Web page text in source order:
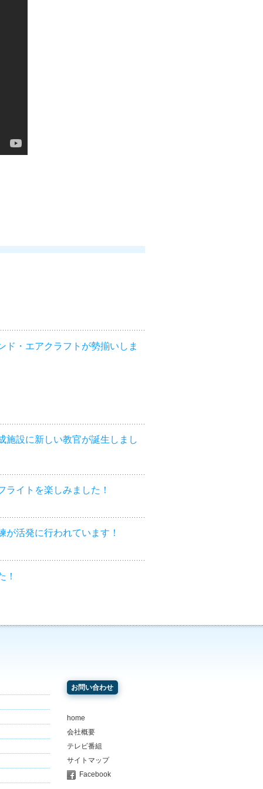
ド・エアクラフトが勢揃いしま
設に新しい教官が誕生しまし
イトを楽しみました！
活発に行われています！
！
お問い合わせ
home
会社概要
テレビ番組
サイトマップ
Facebook